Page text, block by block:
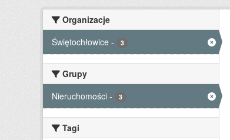
Organizacje
Świętochłowice - 3
Grupy
Nieruchomości - 3
Tagi